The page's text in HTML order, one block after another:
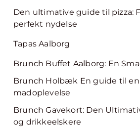
Den ultimative guide til pizza:
perfekt nydelse
Tapas Aalborg
Brunch Buffet Aalborg: En
Brunch Holbæk En guide til
madoplevelse
Brunch Gavekort: Den
og drikkeelskere